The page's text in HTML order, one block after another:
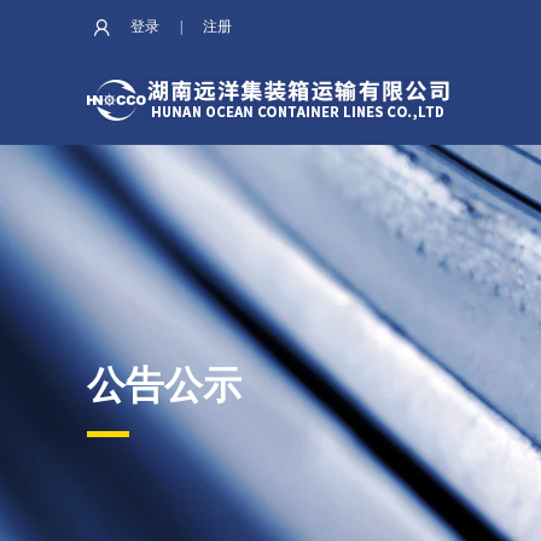
登录 注册
公告公示